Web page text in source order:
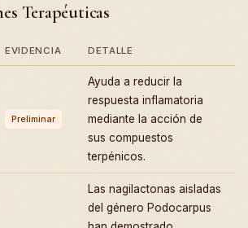
Terapéuticas
EVIDENCIA DETALLE
Preliminar
Ayuda a reducir la
respuesta inflamatoria
mediante la acción de
sus compuestos
terpénicos.
Las nagilactonas aisladas
del género Podocarpus